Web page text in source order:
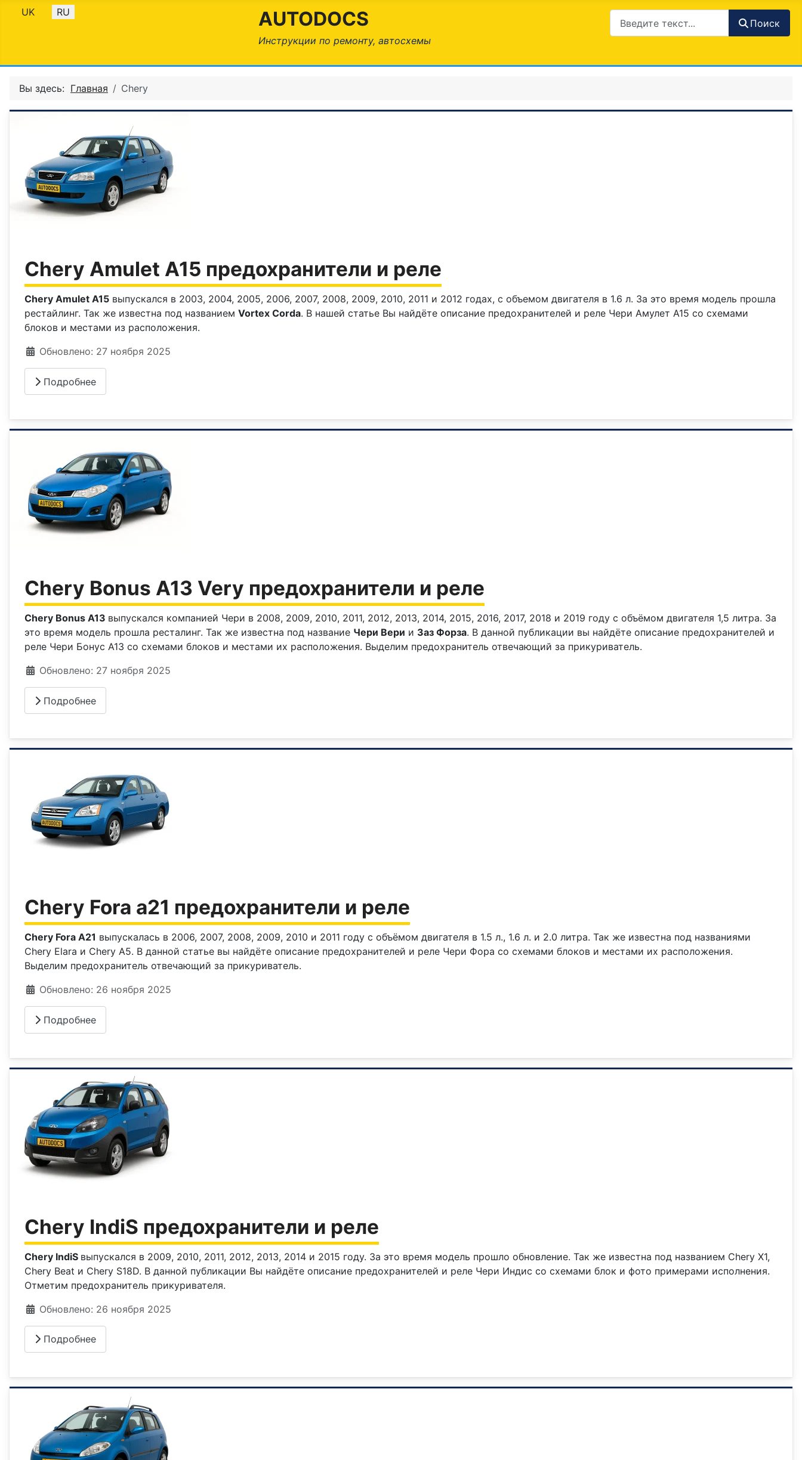
Выберите язык
UK RU AUTODOCS
Инструкции по ремонту, автосхемы
Поиск
Вы здесь: Главная Chery
Chery Amulet A15 предохранители и реле
Chery Amulet A15 выпускался в 2003, 2004, 2005, 2006, 2007, 2008, 2009, 2010, 2011 и 2012 годах, с объемом двигателя в 1.6 л. За это время модель прошла
рестайлинг. Так же известна под названием Vortex Corda. В нашей статье Вы найдёте описание предохранителей и реле Чери Амулет А15 со схемами
блоков и местами из расположения.
Информация о материале
Обновлено: 27 ноября 2025
Подробнее
Chery Bonus A13 Very предохранители и реле
Chery Bonus A13 выпускался компанией Чери в 2008, 2009, 2010, 2011, 2012, 2013, 2014, 2015, 2016, 2017, 2018 и 2019 году с объёмом двигателя 1,5 литра. За
это время модель прошла ресталинг. Так же известна под название Чери Вери и Заз Форза. В данной публикации вы найдёте описание предохранителей и
реле Чери Бонус А13 со схемами блоков и местами их расположения. Выделим предохранитель отвечающий за прикуриватель.
Информация о материале
Обновлено: 27 ноября 2025
Подробнее
Chery Fora a21 предохранители и реле
Chery Fora A21 выпускалась в 2006, 2007, 2008, 2009, 2010 и 2011 году с объёмом двигателя в 1.5 л., 1.6 л. и 2.0 литра. Так же известна под названиями
Chery Elara и Chery A5. В данной статье вы найдёте описание предохранителей и реле Чери Фора со схемами блоков и местами их расположения.
Выделим предохранитель отвечающий за прикуриватель.
Информация о материале
Обновлено: 26 ноября 2025
Подробнее
Chery IndiS предохранители и реле
Chery IndiS выпускался в 2009, 2010, 2011, 2012, 2013, 2014 и 2015 году. За это время модель прошло обновление. Так же известна под названием Chery X1,
Chery Beat и Chery S18D. В данной публикации Вы найдёте описание предохранителей и реле Чери Индис со схемами блок и фото примерами исполнения.
Отметим предохранитель прикуривателя.
Информация о материале
Обновлено: 26 ноября 2025
Подробнее